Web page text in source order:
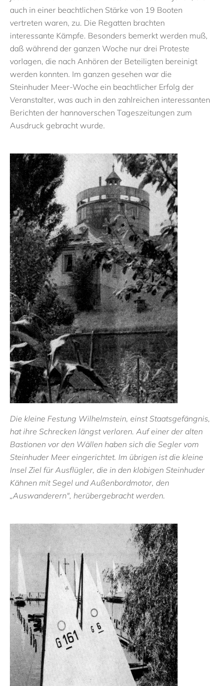
auch in einer beachtlichen Stärke von 19 Booten
vertreten waren, zu. Die Regatten brachten
interessante Kämpfe. Besonders bemerkt werden muß,
daß während der ganzen Woche nur drei Proteste
vorlagen, die nach Anhören der Beteiligten bereinigt
werden konnten. Im ganzen gesehen war die
Steinhuder Meer-Woche ein beachtlicher Erfolg der
Veranstalter, was auch in den zahlreichen interessanten
Berichten der hannoverschen Tageszeitungen zum
Ausdruck gebracht wurde.
Die kleine Festung Wilhelmstein, einst Staatsgefängnis,
hat ihre Schrecken längst verloren. Auf einer der alten
Bastionen vor den Wällen haben sich die Segler vom
Steinhuder Meer eingerichtet. Im übrigen ist die kleine
Insel Ziel für Ausflügler, die in den klobigen Steinhuder
Kähnen mit Segel und Außenbordmotor, den
„Auswanderern", herübergebracht werden.